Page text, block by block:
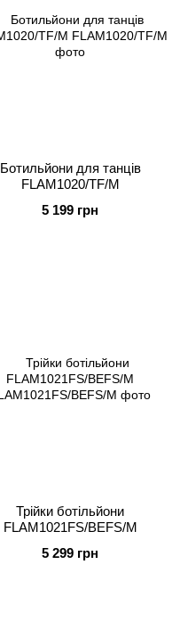
Ботильйони для танців
FLAM1020/TF/M
5 199 грн
Трійки ботільйони
FLAM1021FS/BEFS/M
5 299 грн